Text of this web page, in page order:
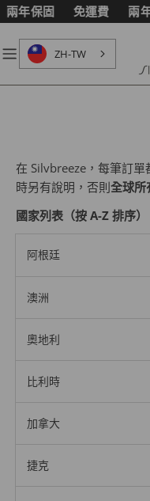
跳
至
內
年保固 免運費 兩年
ZH-TW
在 Silvbreeze，每筆訂
時另有說明 ，否則全球所
國家列表（按 A-Z 排序）
阿根廷
澳洲
奧地利
比利時
加拿大
捷克